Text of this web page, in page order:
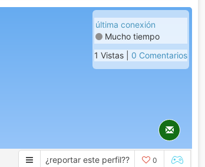
última conexión
Mucho tiempo
1 Vistas | 0 Comentarios
¿reportar este perfil?? 0